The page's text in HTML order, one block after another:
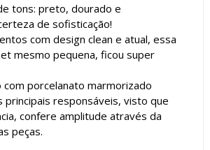
tons: preto, dourado e
de sofisticação!
com design clean e atual, essa
mesmo pequena, ficou super
com porcelanato marmorizado
principais responsáveis, visto que
confere amplitude através da
peças.